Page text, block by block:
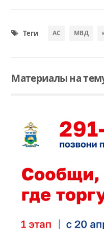
Теги АС МВД
Материалы на